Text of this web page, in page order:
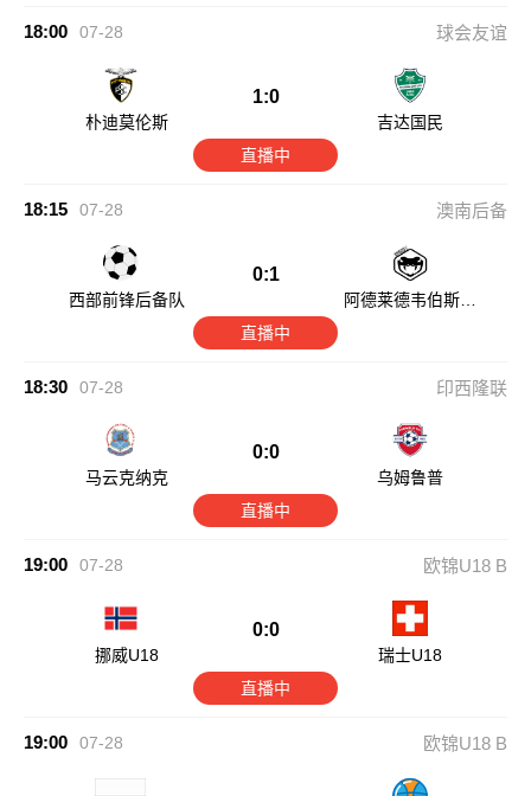
18:00 07-28 球会友谊
朴迪莫伦斯
1:0
吉达国民
直播中
18:15 07-28 澳南后备
西部前锋后备队
0:1
阿德莱德韦伯斯后
直播中
18:30 07-28 印西隆联
马云克纳克
0:0
乌姆鲁普
直播中
19:00 07-28 欧锦U18 B
挪威U18
0:0
瑞士U18
直播中
19:00 07-28 欧锦U18 B